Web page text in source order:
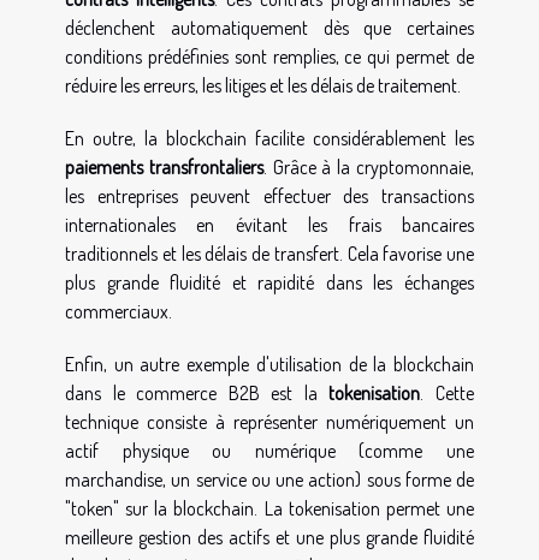
déclenchent automatiquement dès que certaines
conditions prédéfinies sont remplies, ce qui permet de
réduire les erreurs, les litiges et les délais de traitement.
En outre, la blockchain facilite considérablement les
paiements transfrontaliers. Grâce à la cryptomonnaie,
les entreprises peuvent effectuer des transactions
internationales en évitant les frais bancaires
traditionnels et les délais de transfert. Cela favorise une
plus grande fluidité et rapidité dans les échanges
commerciaux.
Enfin, un autre exemple d'utilisation de la blockchain
dans le commerce B2B est latokenisation . Cette
technique consiste à représenter numériquement un
actif physique ou numérique (comme une
marchandise, un service ou une action) sous forme de
"token" sur la blockchain. La tokenisation permet une
meilleure gestion des actifs et une plus grande fluidité